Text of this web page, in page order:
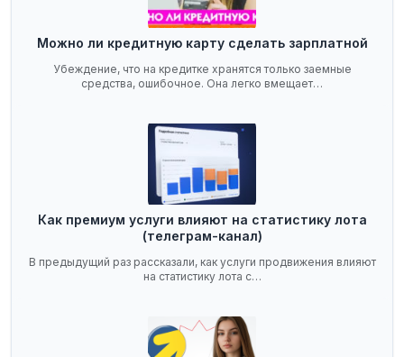
Можно ли кредитную карту сделать зарплатной
Убеждение, что на кредитке хранятся только заемные
средства, ошибочное. Она легко вмещает…
Как премиум услуги влияют на статистику лота
(телеграм-канал)
В предыдущий раз рассказали, как услуги продвижения влияют
на статистику лота с…